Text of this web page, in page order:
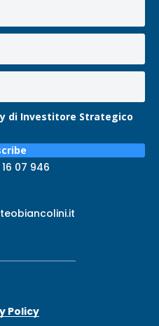
Policy
di Investitore Strategico
07 946